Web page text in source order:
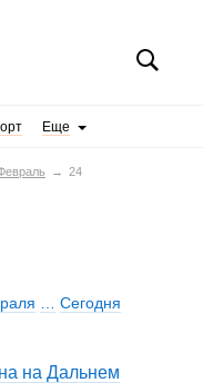
Еще
24
Сегодня
на Дальнем